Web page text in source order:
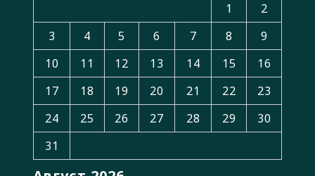
1
2
3
4 5 6 7 8
9
10
11 12 13 14 15
16
17
18 19 20 21 22
23
24
25 26 27 28 29
30
31